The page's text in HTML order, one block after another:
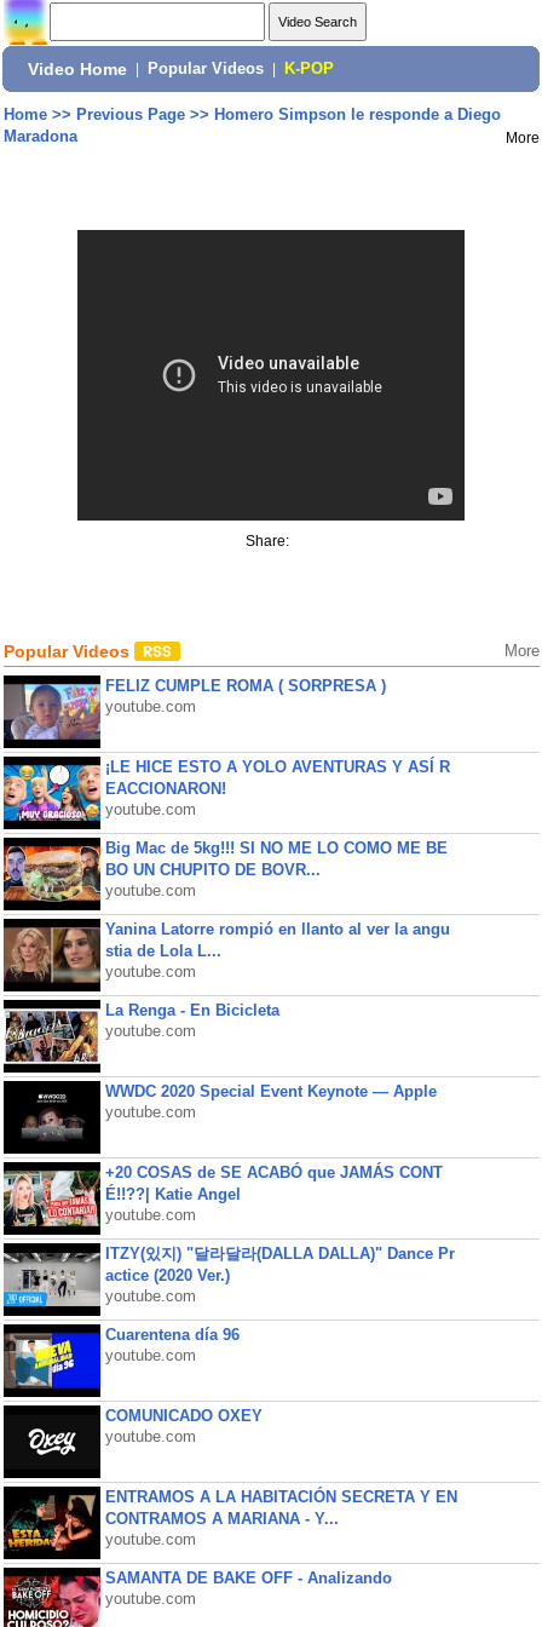
Video Home Popular Videos K-POP
Home>> Previous Page>> Homero Simpson le responde a Diego
Maradona
More
Share:
Popular Videos More
FELIZ CUMPLE ROMA ( SORPRESA )
youtube.com
¡LE HICE ESTO A YOLO AVENTURAS Y ASÍ R
EACCIONARON!
youtube.com
Big Mac de 5kg!!! SI NO ME LO COMO ME BE
BO UN CHUPITO DE BOVR...
youtube.com
Yanina Latorre rompió en llanto al ver la angu
stia de Lola L...
youtube.com
La Renga - En Bicicleta
youtube.com
WWDC 2020 Special Event Keynote — Apple
youtube.com
+20 COSAS de SE ACABÓ que JAMÁS CONT
É!!??| Katie Angel
youtube.com
ITZY(있지) "달라달라(DALLA DALLA)" Dance Pr
actice (2020 Ver.)
youtube.com
Cuarentena día 96
youtube.com
COMUNICADO OXEY
youtube.com
ENTRAMOS A LA HABITACIÓN SECRETA Y EN
CONTRAMOS A MARIANA - Y...
youtube.com
SAMANTA DE BAKE OFF - Analizando
youtube.com